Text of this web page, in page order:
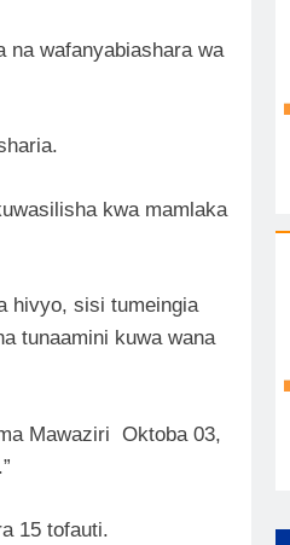
na wafanyabiashara wa
kwa mamlaka
hivyo, sisi tumeingia
tunaamini kuwa wana
Mawaziri Oktoba 03,
15 tofauti.